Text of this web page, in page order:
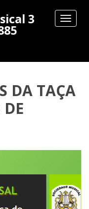
Toggle
3
DA TAÇA